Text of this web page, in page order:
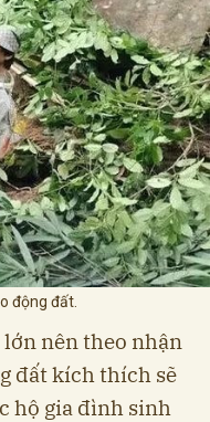
động đất.
nên theo nhận
đất kích thích sẽ
hộ gia đình sinh